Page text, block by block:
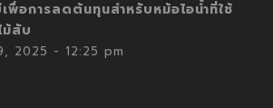
เพื่อการลดต้นทุนสำหรับหม้อไอน้ำที่ใช้
ม้สับ
2025 - 12:25 pm